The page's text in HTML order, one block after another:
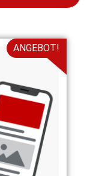
ANGEBOT!